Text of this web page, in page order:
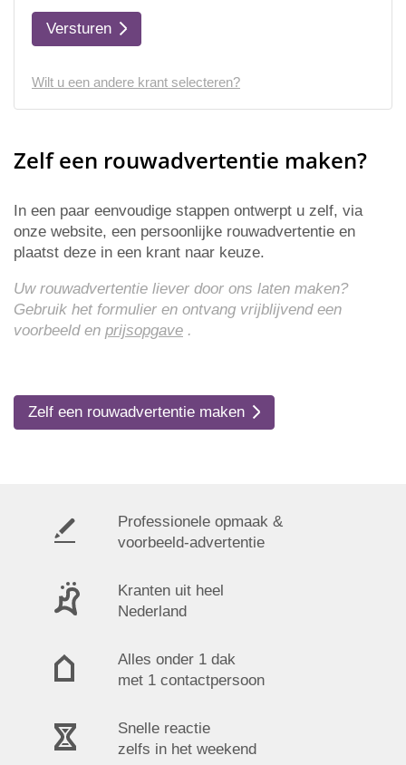
Versturen
Wilt u een andere krant selecteren?
Zelf een rouwadvertentie maken?
In een paar eenvoudige stappen ontwerpt u zelf, via
onze website, een persoonlijke rouwadvertentie en
plaatst deze in een krant naar keuze.
Uw rouwadvertentie liever door ons laten maken?
Gebruik het formulier en ontvang vrijblijvend een
voorbeeld en prijsopgave .
Zelf een rouwadvertentie maken
Professionele opmaak &
voorbeeld-advertentie
Kranten uit heel
Nederland
Alles onder 1 dak
met 1 contactpersoon
Snelle reactie
zelfs in het weekend